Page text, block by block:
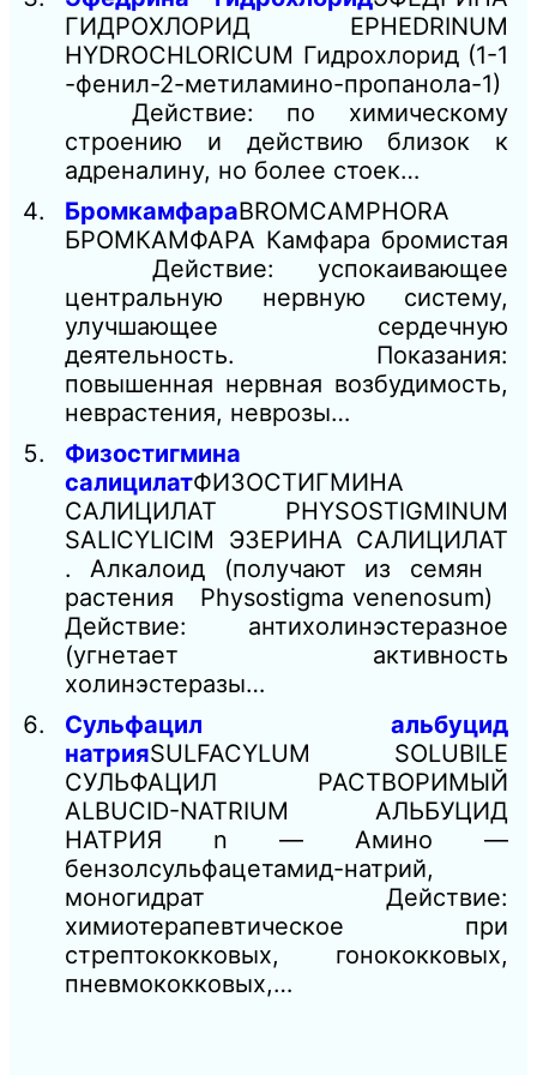
ГИДРОХЛОРИД EPHEDRINUM
HYDROCHLORICUM Гидрохлорид (1-1
-фенил-2-метиламино-пропанола-1)
Действие: по химическому
строению и действию близок к
адреналину, но более стоек…
БромкамфараBROMCAMPHORA
БРОМКАМФАРА Камфара бромистая
Действие: успокаивающее
центральную нервную систему,
улучшающее сердечную
деятельность. Показания:
повышенная нервная возбудимость,
неврастения, неврозы…
Физостигмина
салицилатФИЗОСТИГМИНА
САЛИЦИЛАТ PHYSOSTIGMINUM
SALICYLIClM ЭЗЕРИНА САЛИЦИЛАТ
. Алкалоид (получают из семян
растения Physostigma venenosum)
Действие: антихолинэстеразное
(угнетает активность
холинэстеразы…
Сульфацил альбуцид
натрияSULFACYLUM SOLUBILE
СУЛЬФАЦИЛ РАСТВОРИМЫЙ
ALBUCID-NATRIUM АЛЬБУЦИД
НАТРИЯ n — Амино —
бензолсульфацетамид-натрий,
моногидрат Действие:
химиотерапевтическое при
стрептококковых, гонококковых,
пневмококковых,…